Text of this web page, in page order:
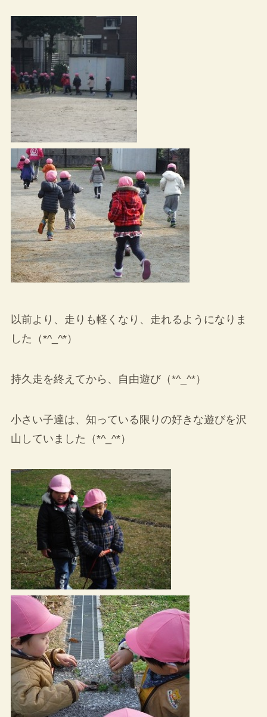
以前より、走りも軽くなり、走れるようになりま
した（*^_^*）
持久走を終えてから、自由遊び（*^_^*）
小さい子達は、知っている限りの好きな遊びを沢
山していました（*^_^*）